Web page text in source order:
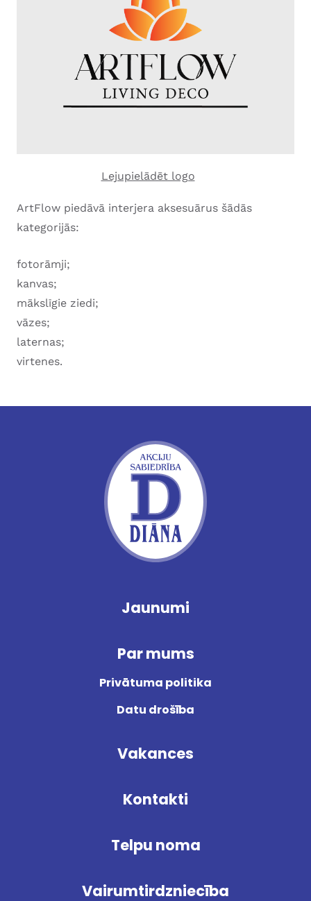
Lejupielādēt logo
ArtFlow piedāvā interjera aksesuārus šādās
kategorijās:
fotorāmji;
kanvas;
mākslīgie ziedi;
vāzes;
laternas;
virtenes.
Jaunumi
Par mums
Privātuma politika
Datu drošība
Vakances
Kontakti
Telpu noma
Vairumtirdzniecība